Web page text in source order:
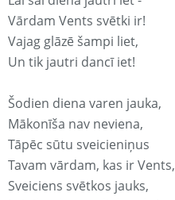
Vārdam Vents svētki ir!
Vajag glāzē šampi liet,
Un tik jautri dancī iet!
Šodien diena varen jauka,
Mākonīša nav neviena,
Tāpēc sūtu sveicieniņus
Tavam vārdam, kas ir Vents,
Sveiciens svētkos jauks,